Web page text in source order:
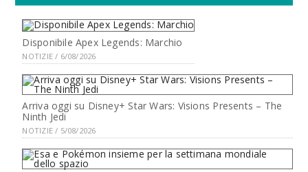
Disponibile Apex Legends: Marchio
NOTIZIE / 6/08/2026
Arriva oggi su Disney+ Star Wars: Visions Presents – The
Ninth Jedi
NOTIZIE / 5/08/2026